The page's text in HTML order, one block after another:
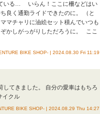
いる… いらん！ここに柵などはい
良く通勤ライドできたのに。 （と
マチャリに油絵セット積んでいつも
かしがっがりしただろうに。 ここ
BIKE SHOP- | 2024.08.30 Fri 11:19
てきました。 自分の愛車はもちろ
イクル
BIKE SHOP- | 2024.08.29 Thu 14:27